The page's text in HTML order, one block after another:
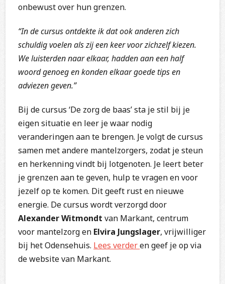
onbewust over hun grenzen.
“In de cursus ontdekte ik dat ook anderen zich
schuldig voelen als zij een keer voor zichzelf kiezen.
We luisterden naar elkaar, hadden aan een half
woord genoeg en konden elkaar goede tips en
adviezen geven.”
Bij de cursus ‘De zorg de baas’ sta je stil bij je
eigen situatie en leer je waar nodig
veranderingen aan te brengen. Je volgt de cursus
samen met andere mantelzorgers, zodat je steun
en herkenning vindt bij lotgenoten. Je leert beter
je grenzen aan te geven, hulp te vragen en voor
jezelf op te komen. Dit geeft rust en nieuwe
energie. De cursus wordt verzorgd door
Alexander Witmondt van Markant, centrum
voor mantelzorg en Elvira Jungslager, vrijwilliger
bij het Odensehuis. Lees verderen geef je op via
de website van Markant.